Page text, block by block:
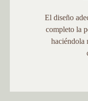
El diseño
completo la
haciéndola